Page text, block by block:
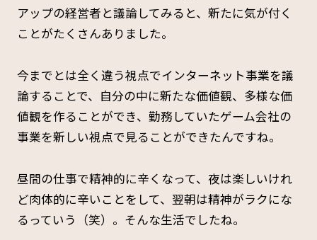
アップの経営者と議論してみると、新たに気が付く
ことがたくさんありました。
今までとは全く違う視点でインターネット事業を議
論することで、自分の中に新たな価値観、多様な価
値観を作ることができ、勤務していたゲーム会社の
事業を新しい視点で見ることができたんですね。
昼間の仕事で精神的に辛くなって、夜は楽しいけれ
ど肉体的に辛いことをして、翌朝は精神がラクにな
るっていう（笑）。そんな生活でしたね。